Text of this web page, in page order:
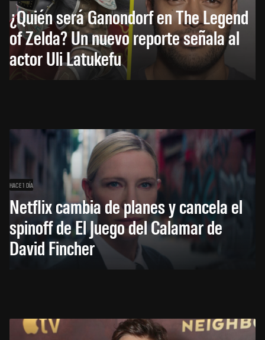
¿Quién será Ganondorf en The Legend
of Zelda? Un nuevo reporte señala al
actor Uli Latukefu
HACE 1 DÍA
Netflix cambia de planes y cancela el
spinoff de El Juego del Calamar de
David Fincher